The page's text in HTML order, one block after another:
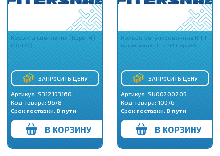
Корзина сцепления (Евро-4)
(10427)
ЗАПРОСИТЬ ЦЕНУ
Артикул: S312103160
Код товара: 9678
Срок поставки: В пути
В КОРЗИНУ
Кольцо регулировочное КПП
пром. вала. T=2.41 Евро-4
ЗАПРОСИТЬ ЦЕНУ
Артикул: SU00200205
Код товара: 10076
Срок поставки: В пути
В КОРЗИНУ